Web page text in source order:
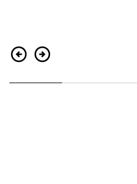
IndietroContinua